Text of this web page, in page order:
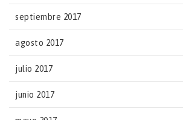
septiembre 2017
agosto 2017
julio 2017
junio 2017